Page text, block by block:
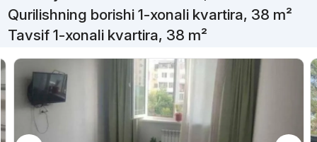
Qurilishning borishi 1-xonali kvartira, 38 m²
Tavsif 1-xonali kvartira, 38 m²